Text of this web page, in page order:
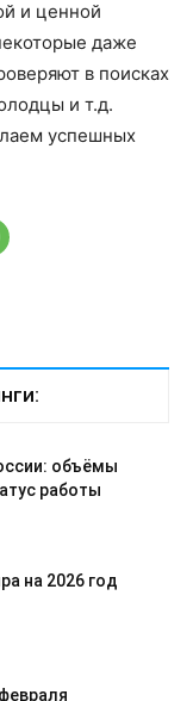
и ценной
даже
в поисках
и т.д.
успешных
объёмы
работы
на 2026 год